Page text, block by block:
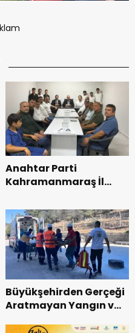
Anahtar Parti
Kahramanmaraş İl
Teşkilatı ile buluştu.
Büyükşehirden Gerçeği
Aratmayan Yangın ve